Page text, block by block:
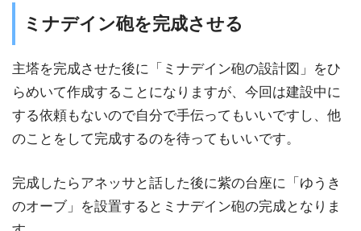
ミナデイン砲を完成させる
主塔を完成させた後に「ミナデイン砲の設計図」をひ
らめいて作成することになりますが、今回は建設中に
する依頼もないので自分で手伝ってもいいですし、他
のことをして完成するのを待ってもいいです。
完成したらアネッサと話した後に紫の台座に「ゆうき
のオーブ」を設置するとミナデイン砲の完成となりま